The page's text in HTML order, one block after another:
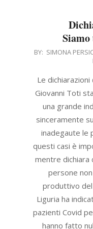
2020-
02
BY: SIMONA
Le
Giovanni Toti
una grande
sinceramente
inadegaute le
questi casi è
mentre dichiara
persone
produttivo del
Liguria ha
pazienti Covid
hanno fatto